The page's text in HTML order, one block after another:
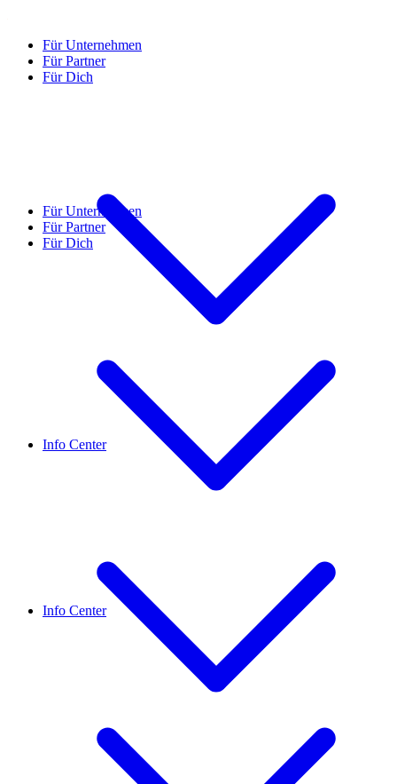
Für Unternehmen
Für Partner
Für Dich
Info Center
Für Unternehmen
Für Partner
Für Dich
Info Center